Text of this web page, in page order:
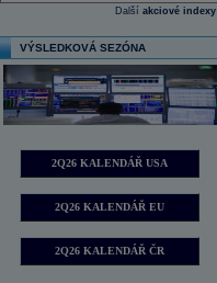
Další akciové indexy
VÝSLEDKOVÁ SEZÓNA
2Q26 KALENDÁŘ USA
2Q26 KALENDÁŘ EU
2Q26 KALENDÁŘ ČR